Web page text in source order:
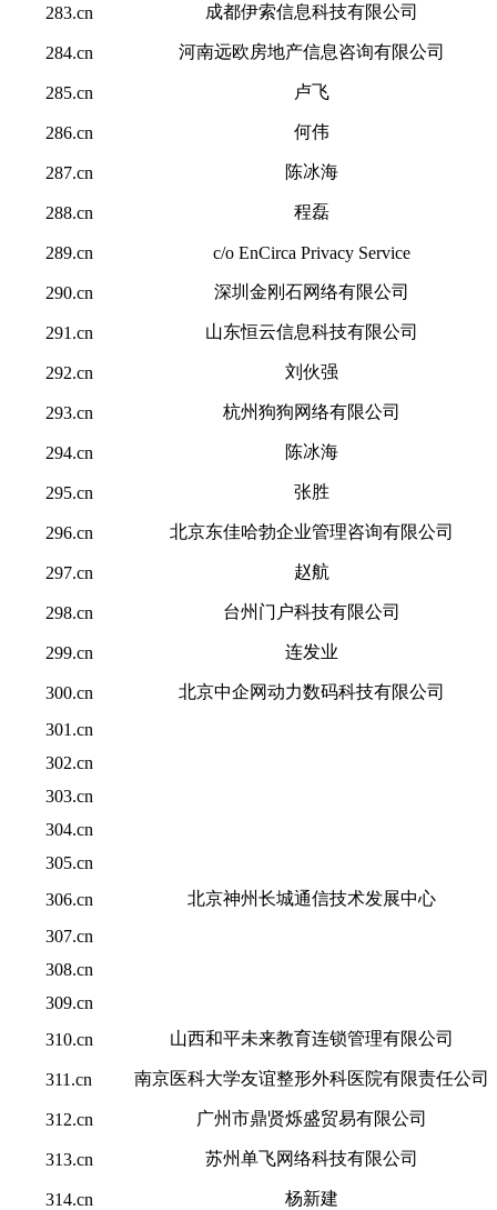
283.cn 成都伊索信息科技有限公司
284.cn 河南远欧房地产信息咨询有限公司
285.cn 卢飞
286.cn 何伟
287.cn 陈冰海
288.cn 程磊
289.cn c/o EnCirca Privacy Service
290.cn 深圳金刚石网络有限公司
291.cn 山东恒云信息科技有限公司
292.cn 刘伙强
293.cn 杭州狗狗网络有限公司
294.cn 陈冰海
295.cn 张胜
296.cn 北京东佳哈勃企业管理咨询有限公司
297.cn 赵航
298.cn 台州门户科技有限公司
299.cn 连发业
300.cn
北京中企网动力数码科技有限公司
301.cn
302.cn
303.cn
304.cn
305.cn
306.cn
北京神州长城通信技术发展中心
307.cn
308.cn
309.cn
310.cn
山西和平未来教育连锁管理有限公司
311.cn 南京医科大学友谊整形外科医院有限责任公司
312.cn 广州市鼎贤烁盛贸易有限公司
313.cn 苏州单飞网络科技有限公司
314.cn 杨新建